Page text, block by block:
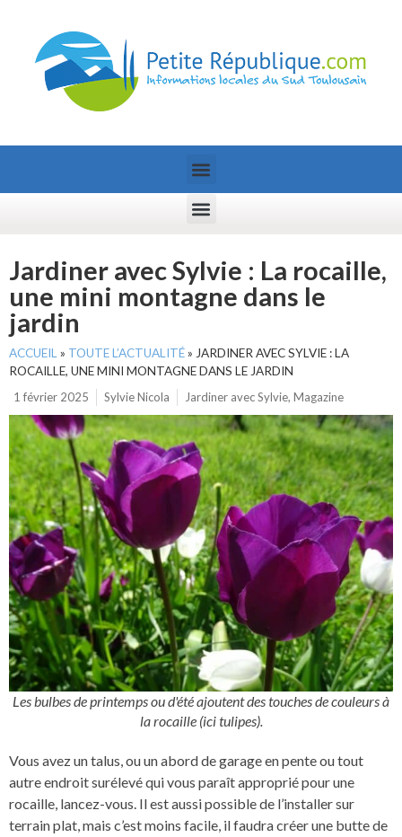
Jardiner avec Sylvie : La rocaille,
une mini montagne dans le
jardin
ACCUEIL » TOUTE L’ACTUALITÉ» JARDINER AVEC SYLVIE : LA
ROCAILLE, UNE MINI MONTAGNE DANS LE JARDIN
1 février 2025
Sylvie Nicola Jardiner avec Sylvie, Magazine
Les bulbes de printemps ou d'été ajoutent des touches de couleurs à
la rocaille (ici tulipes).
Vous avez un talus, ou un abord de garage en pente ou tout
autre endroit surélevé qui vous paraît approprié pour une
rocaille, lancez-vous. Il est aussi possible de l’installer sur
terrain plat, mais c’est moins facile, il faudra créer une butte de